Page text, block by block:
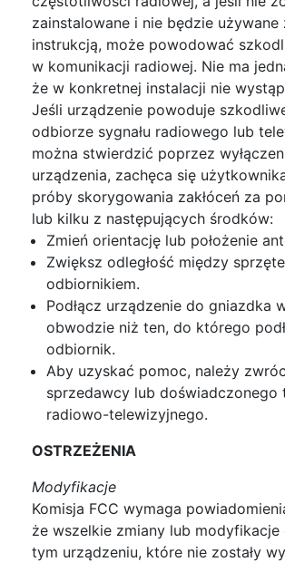
zainstalowane i nie będzie używane
instrukcją, może powodować
w komunikacji radiowej. Nie ma
że w konkretnej instalacji nie
Jeśli urządzenie powoduje
odbiorze sygnału radiowego lub
można stwierdzić poprzez
urządzenia, zachęca się
próby skorygowania zakłóceń za
lub kilku z następujących środków:
Zmień orientację lub położenie
Zwiększ odległość między
odbiornikiem.
Podłącz urządzenie do gniazdka
obwodzie niż ten, do którego
odbiornik.
Aby uzyskać pomoc, należy
sprzedawcy lub doświadczonego
radiowo-telewizyjnego.
OSTRZEŻENIA
Modyfikacje
Komisja FCC wymaga
że wszelkie zmiany lub modyfikacje
tym urządzeniu, które nie zostały